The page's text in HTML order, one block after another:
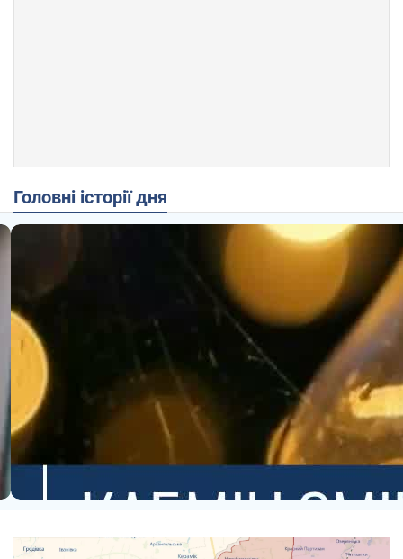
Головні історії дня